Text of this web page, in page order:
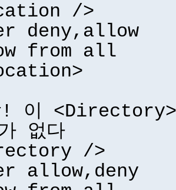
/>
deny,allow
from all
이 <Directory>
없다
/>
allow,deny